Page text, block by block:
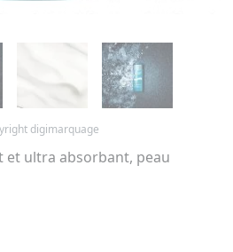
digimarquage
ultra absorbant, peau